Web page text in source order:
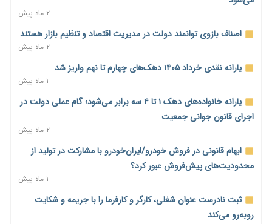
مطالبه کارگران جنوب برای پرداخت «حق جنگ»؛ از نفت و گاز تا
شبکه برق
۲۲ ساعت پیش
حساب‌های شرکت ملی نفت در بانک صنعت و معدن مسدود شد؛
بدهی یک میلیارد دلاری
درآمد کارگزاری‌ها چقدر است؟ کانون کارگزاران اعداد منتشرشده در
فضای مجازی را تکذیب کرد
بیکاری ۷ درصدی روی کاغذ؛ آیا در واقعیت هم این چنین است؟
روز خبرنگار؛ مطالبه‌ای فراتر از تبریک برای پاسداشت حقیقت و
امنیت شغلی
۲ ماه پیش
اصناف بازوی توانمند دولت در مدیریت اقتصاد و تنظیم بازار هستند
۲ ماه پیش
یارانه نقدی خرداد ۱۴۰۵ دهک‌های چهارم تا نهم واریز شد
۱ ماه پیش
یارانه خانواده‌های دهک ۱ تا ۴ سه برابر می‌شود؛ گام عملی دولت در
اجرای قانون جوانی جمعیت
۲ ماه پیش
ابهام قانونی در فروش خودرو/ایران‌خودرو با مشارکت در تولید از
محدودیت‌های پیش‌فروش عبور کرد؟
۱ ماه پیش
ثبت نادرست عنوان شغلی، کارگر و کارفرما را با جریمه و شکایت
روبه‌رو می‌کند